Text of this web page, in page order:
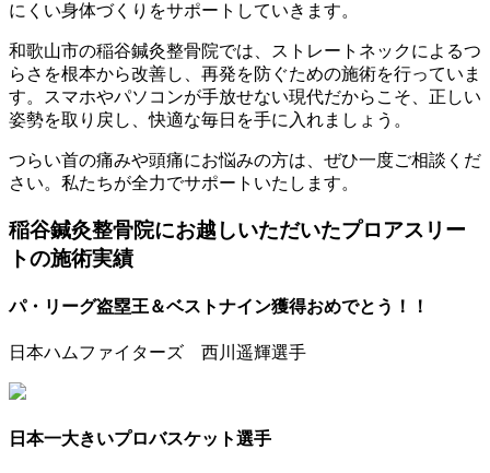
にくい身体づくりをサポートしていきます。
和歌山市の稲谷鍼灸整骨院では、ストレートネックによるつ
らさを根本から改善し、再発を防ぐための施術を行っていま
す。スマホやパソコンが手放せない現代だからこそ、正しい
姿勢を取り戻し、快適な毎日を手に入れましょう。
つらい首の痛みや頭痛にお悩みの方は、ぜひ一度ご相談くだ
さい。私たちが全力でサポートいたします。
稲谷鍼灸整骨院にお越しいただいたプロアスリー
トの施術実績
パ・リーグ盗塁王＆ベストナイン獲得おめでとう！！
日本ハムファイターズ 西川遥輝選手
日本一大きいプロバスケット選手